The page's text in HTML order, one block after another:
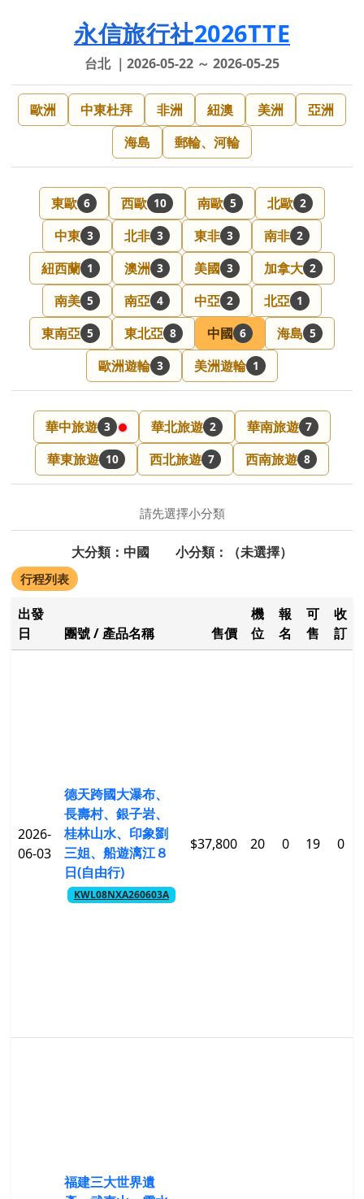
永信旅行社2026TTE
台北 ｜2026-05-22 ～ 2026-05-25
歐洲 中東杜拜 非洲 紐澳 美洲
亞洲
海島
郵輪、河輪
東歐 6 西歐 10 南歐 5 北歐 2
中東 3 北非 3 東非 3 南非 2
紐西蘭 1 澳洲 3 美國 3 加拿大 2
南美 5 南亞 4 中亞 2 北亞 1
東南亞 5 東北亞 8 中國 6 海島 5
歐洲遊輪 3 美洲遊輪 1
華中旅遊 3 華北旅遊 2 華南旅遊 7
華東旅遊 10 西北旅遊 7 西南旅遊 8
請先選擇小分類
大分類：中國 小分類：（未選擇）
行程列表
出發
日
團號 / 產品名稱 售價
機
位
報
名
可
售
收
訂
2026-
06-03
德天跨國大瀑布、
長壽村、銀子岩、
桂林山水、印象劉
三姐、船遊漓江８
日(自由行)
KWL08NXA260603A
$37,800 20 0 19 0
福建三大世界遺